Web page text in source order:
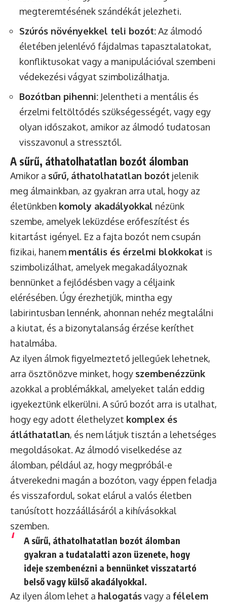
megteremtésének szándékát jelezheti.
Szúrós növényekkel teli bozót:Az álmodó
életében jelenlévő fájdalmas tapasztalatokat,
konfliktusokat vagy a manipulációval szembeni
védekezési vágyat szimbolizálhatja.
Bozótban pihenni: Jelentheti a mentális és
érzelmi feltöltődés szükségességét, vagy egy
olyan időszakot, amikor az álmodó tudatosan
visszavonul a stressztől.
A sűrű, áthatolhatatlan bozót álomban
Amikor a sűrű, áthatolhatatlan bozót jelenik
meg álmainkban, az gyakran arra utal, hogy az
életünkben komoly akadályokkal nézünk
szembe, amelyek leküzdése erőfeszítést és
kitartást igényel. Ez a fajta bozót nem csupán
fizikai, hanem mentális és érzelmi blokkokat is
szimbolizálhat, amelyek megakadályoznak
bennünket a fejlődésben vagy a céljaink
elérésében. Úgy érezhetjük, mintha egy
labirintusban lennénk, ahonnan nehéz megtalálni
a kiutat, és a bizonytalanság érzése keríthet
hatalmába.
Az ilyen álmok figyelmeztető jellegűek lehetnek,
arra ösztönözve minket, hogy szembenézzünk
azokkal a problémákkal, amelyeket talán eddig
igyekeztünk elkerülni. A sűrű bozót arra is utalhat,
hogy egy adott élethelyzet komplex és
átláthatatlan, és nem látjuk tisztán a lehetséges
megoldásokat. Az álmodó viselkedése az
álomban, például az, hogy megpróbál-e
átverekedni magán a bozóton, vagy éppen feladja
és visszafordul, sokat elárul a valós életben
tanúsított hozzáállásáról a kihívásokkal
szemben.
A sűrű, áthatolhatatlan bozót álomban
gyakran a tudatalatti azon üzenete, hogy
ideje szembenézni a bennünket visszatartó
belső vagy külső akadályokkal.
Az ilyen álom lehet a halogatásvagy a félelem